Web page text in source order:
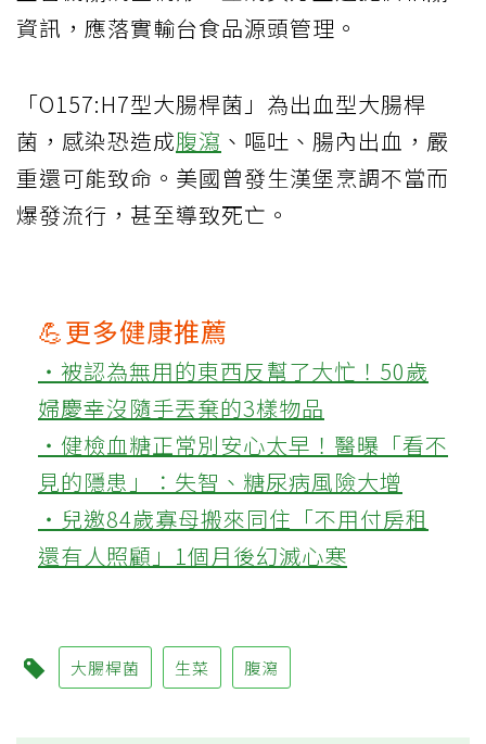
資訊，應落實輸台食品源頭管理。
「O157:H7型大腸桿菌」為出血型大腸桿
菌，感染恐造成腹瀉 、嘔吐、腸內出血，嚴
重還可能致命。美國曾發生漢堡烹調不當而
爆發流行，甚至導致死亡。
💪更多健康推薦
‧被認為無用的東西反幫了大忙！50歲
婦慶幸沒隨手丟棄的3樣物品
‧健檢血糖正常別安心太早！醫曝「看不
見的隱患」：失智、糖尿病風險大增
‧兒邀84歲寡母搬來同住「不用付房租
還有人照顧」1個月後幻滅心寒
大腸桿菌 生菜 腹瀉